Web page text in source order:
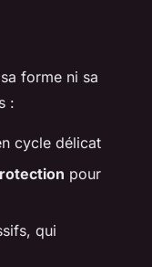
forme ni sa
:
cycle délicat
pour
qui